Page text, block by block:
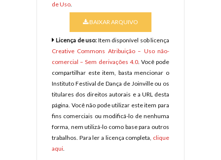
de Uso.
BAIXAR ARQUIVO
Licença de uso: Item disponível sob licença
Creative Commons Atribuição – Uso não-
comercial – Sem derivações 4.0. Você pode
compartilhar este item, basta mencionar o
Instituto Festival de Dança de Joinville ou os
titulares dos direitos autorais e a URL desta
página. Você não pode utilizar este item para
fins comerciais ou modificá-lo de nenhuma
forma, nem utilizá-lo como base para outros
trabalhos. Para ler a licença completa, clique
aqui.